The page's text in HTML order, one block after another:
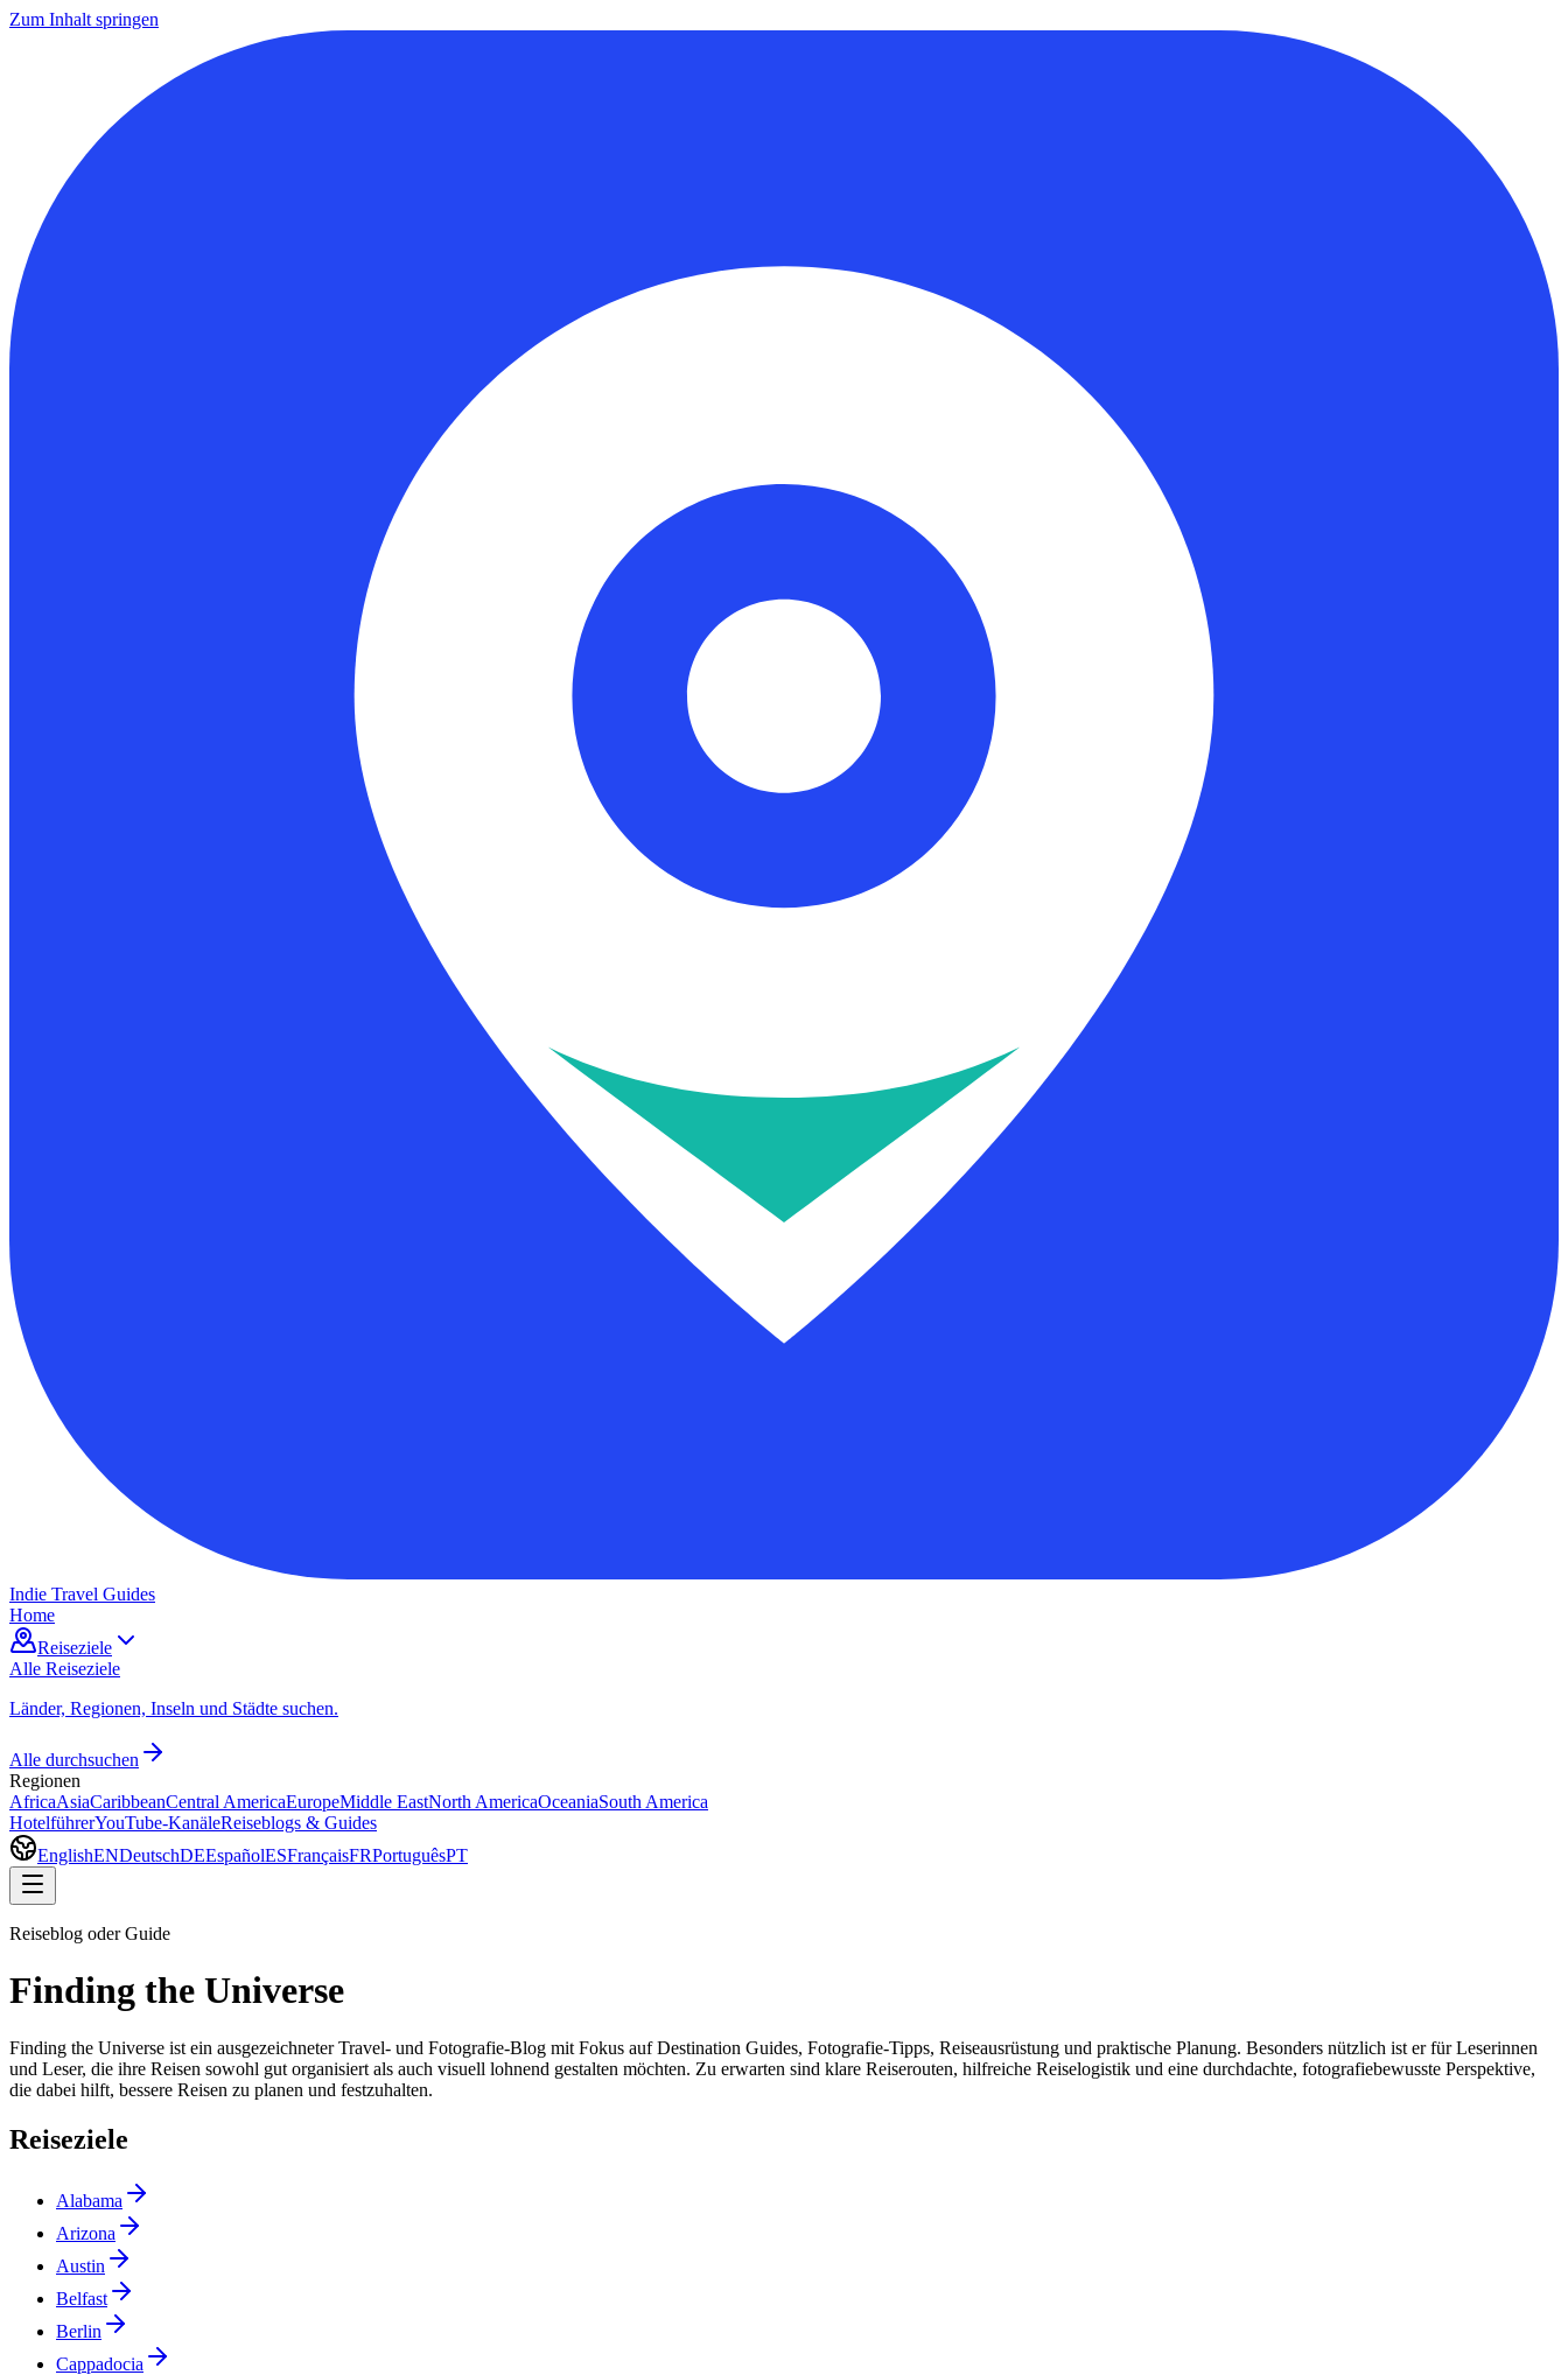
Zum Inhalt springen
Indie Travel Guides
Home
Reiseziele
Alle Reiseziele
Länder, Regionen, Inseln und Städte suchen.
Alle durchsuchen
Regionen
AfricaAsiaCaribbeanCentral AmericaEuropeMiddle EastNorth AmericaOceaniaSouth America
HotelführerYouTube-KanäleReiseblogs & Guides
EnglishENDeutschDEEspañolESFrançaisFRPortuguêsPT
Reiseblog oder Guide
Finding the Universe
Finding the Universe ist ein ausgezeichneter Travel- und Fotografie-Blog mit Fokus auf Destination Guides, Fotografie-Tipps, Reiseausrüstung und praktische Planung. Besonders nützlich ist er für Leserinnen
und Leser, die ihre Reisen sowohl gut organisiert als auch visuell lohnend gestalten möchten. Zu erwarten sind klare Reiserouten, hilfreiche Reiselogistik und eine durchdachte, fotografiebewusste Perspektive,
die dabei hilft, bessere Reisen zu planen und festzuhalten.
Reiseziele
Alabama
Arizona
Austin
Belfast
Berlin
Cappadocia